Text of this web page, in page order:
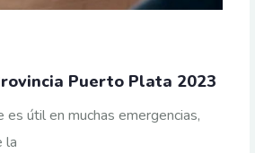
Puerto Plata 2023
es útil en muchas emergencias,
la